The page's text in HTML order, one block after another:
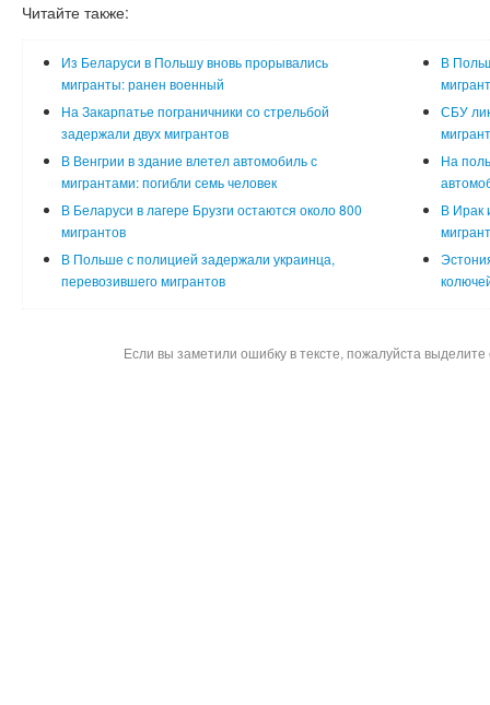
Читайте также:
Из Беларуси в Польшу вновь прорывались
мигранты: ранен военный
В
На Закарпатье пограничники со стрельбой
задержали двух мигрантов
СБУ
В Венгрии в здание влетел автомобиль с
мигрантами: погибли семь человек
На
В Беларуси в лагере Брузги остаются около 800
мигрантов
В Ирак
В Польше с полицией задержали украинца,
перевозившего мигрантов
Если вы заметили ошибку в тексте, пожалуйста